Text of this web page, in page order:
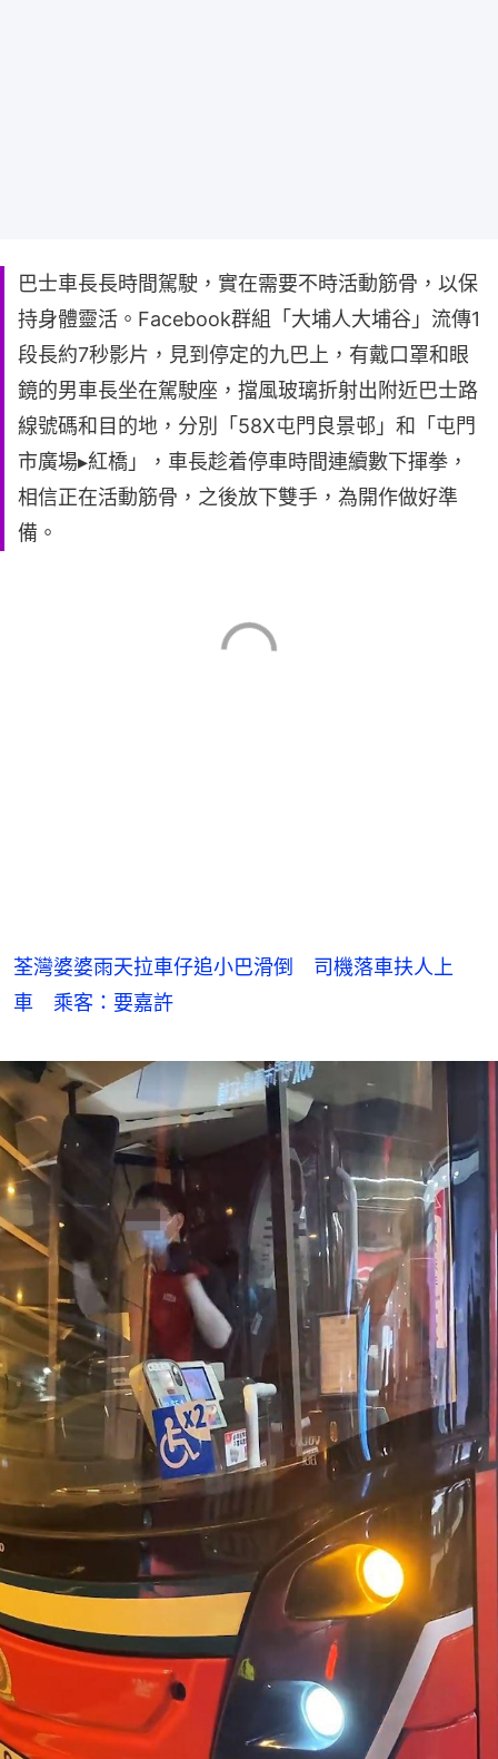
巴士車長長時間駕駛，實在需要不時活動筋骨，以保
持身體靈活。Facebook群組「大埔人大埔谷」流傳1
段長約7秒影片，見到停定的九巴上，有戴口罩和眼
鏡的男車長坐在駕駛座，擋風玻璃折射出附近巴士路
線號碼和目的地，分別「58X屯門良景邨」和「屯門
市廣場▸紅橋」，車長趁着停車時間連續數下揮拳，
相信正在活動筋骨，之後放下雙手，為開作做好準
備。
荃灣婆婆雨天拉車仔追小巴滑倒 司機落車扶人上
車 乘客：要嘉許